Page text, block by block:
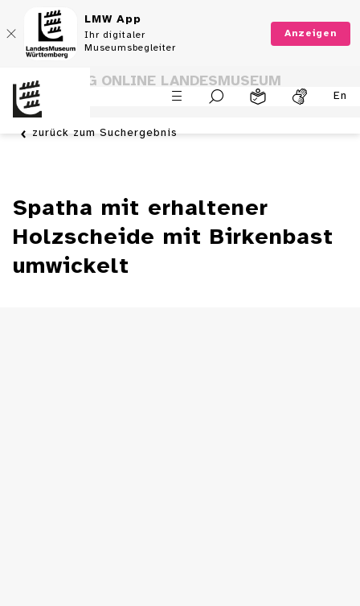
LMW App
Ihr digitaler
Museumsbegleiter
Anzeigen
En
SAMMLUNG ONLINE LANDESMUSEUM
WÜRTTEMBERG
zurück zum Suchergebnis
Spatha mit erhaltener
Holzscheide mit Birkenbast
umwickelt